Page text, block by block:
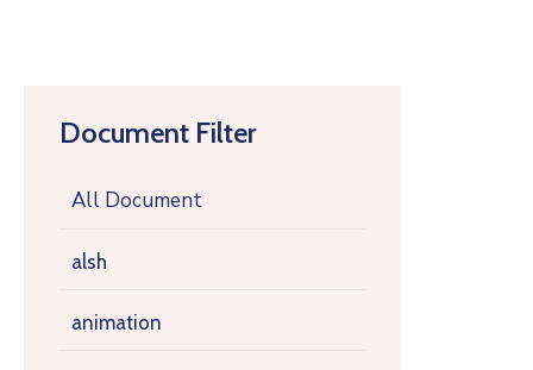
Document Filter
All Document
alsh
animation